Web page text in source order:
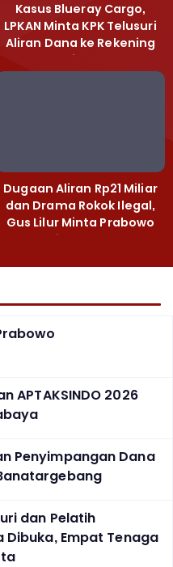
Kasus Blueray Cargo,
LPKAN Minta KPK Telusuri
Aliran Dana ke Rekening
Heri Black
Dugaan Aliran Rp21 Miliar
dan Drama Rokok Ilegal,
Gus Lilur Minta Prabowo
Bertindak Tegas
APTAKSINDO 2026
Penyimpangan Dana
dan Pelatih
Empat Tenaga